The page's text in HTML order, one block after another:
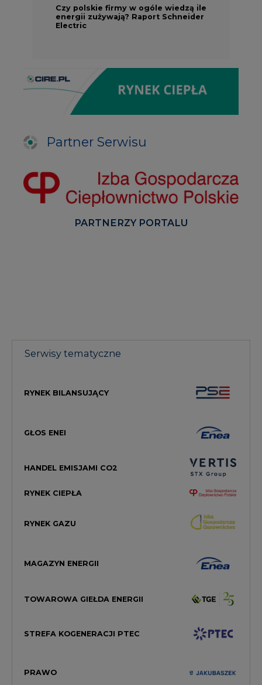
Czy polskie firmy w ogóle wiedzą ile
energii zużywają? Raport Schneider
Electric
Partner Serwisu
PARTNERZY PORTALU
Serwisy tematyczne
RYNEK BILANSUJĄCY
GŁOS ENEI
HANDEL EMISJAMI CO2
RYNEK CIEPŁA
RYNEK GAZU
MAGAZYN ENERGII
TOWAROWA GIEŁDA ENERGII
STREFA KOGENERACJI PTEC
PRAWO